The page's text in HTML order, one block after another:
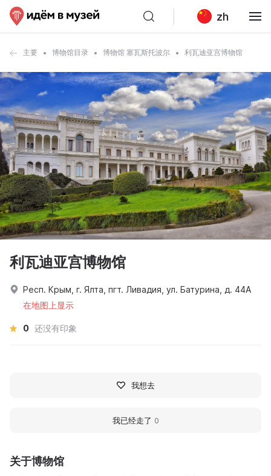
zh
主要 博物馆目录 博物馆 塞瓦斯托波尔 利瓦迪亚宫博物馆
关于博物馆
利瓦迪亚宫博物馆
Респ. Крым, г. Ялта, пгт. Ливадия, ул. Батурина, д. 44А
在地图上显示
0 还没有印象
我想去
我已经走了 0